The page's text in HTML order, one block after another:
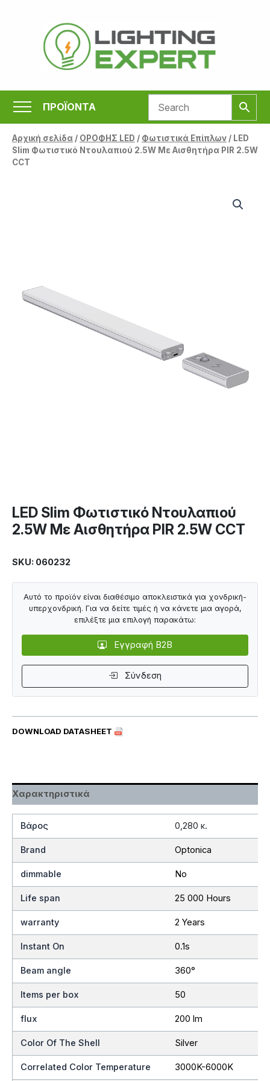
περιεχόμενο
ΠΡΟΪΟΝΤΑ
Αρχική σελίδα/ ΟΡΟΦΗΣ LED / Φωτιστικά Επίπλων/ LED
Slim Φωτιστικό Ντουλαπιού 2.5W Με Αισθητήρα PIR 2.5W
CCT
LED Slim Φωτιστικό Ντουλαπιού
2.5W Με Αισθητήρα PIR 2.5W CCT
SKU: 060232
DOWNLOAD DATASHEET
Αυτό το προϊόν είναι διαθέσιμο αποκλειστικά για χονδρική-
υπερχονδρική. Για να δείτε τιμές ή να κάνετε μια αγορά,
επιλέξτε μια επιλογή παρακάτω:
Εγγραφή B2B
Σύνδεση
Χαρακτηριστικά
Βάρος 0,280 κ.
Brand Optonica
dimmable No
Life span 25 000 Hours
warranty 2 Years
Instant On 0.1s
Beam angle 360°
Items per box 50
flux 200 lm
Color Of The Shell Silver
Correlated Color Temperature 3000K-6000K